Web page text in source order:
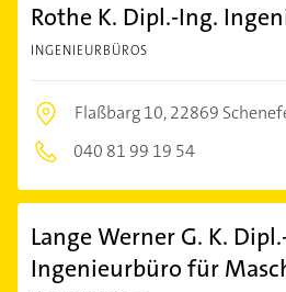
Rothe K. Dipl.-Ing.
INGENIEURBÜROS
Flaßbarg 10,22869
040 81 99 19 54
Lange Werner G. K.
Ingenieurbüro für